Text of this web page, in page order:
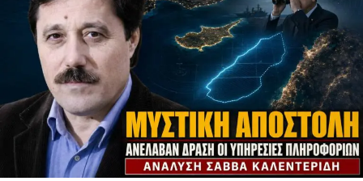
αεράμυνας από την Αίγυπτο
Σύμφωνα με διαρροές, η Αίγυπτος εξετάζει
σοβαρά την προμήθεια προηγμένων
συστημάτων αεράμυνας τουρκικής
παραγωγής. Οι επαφές αυτές φέρονται να
συνδέονται με ευρύτερες συζητήσεις στον
τομέα της ασφάλειας, σε ένα περιβάλλον
αυξημένων περιφερειακών εντάσεων, χωρίς